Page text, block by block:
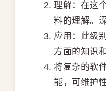
理解：在这
料的理解。
应用：此级
方面的知识
将复杂的软
能，可维护